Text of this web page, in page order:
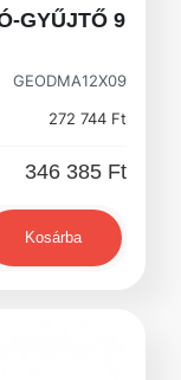
GYŰJTŐ 9
GEODMA12X09
272 744 Ft
346 385 Ft
Kosárba